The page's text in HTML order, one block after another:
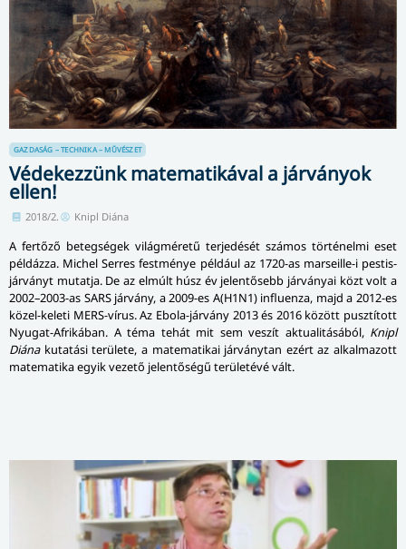
GAZDASÁG – TECHNIKA – MŰVÉSZET
Védekezzünk matematikával a járványok
ellen!
2018/2. Knipl Diána
A fertőző betegségek világméretű terjedését számos történelmi eset
példázza. Michel Serres festménye például az 1720-as marseille-i pes­tis­
jár­ványt mutatja. De az elmúlt húsz év jelentősebb járványai közt volt a
2002–2003-as SARS járvány, a 2009-es A(H1N1) influenza, majd a 2012-es
közel-keleti MERS-vírus. Az Ebola-járvány 2013 és 2016 között pusztított
Nyugat-Afrikában. A téma tehát mit sem veszít aktualitásából, Knipl
Diánakutatási területe, a matematikai járványtan ezért az alkalmazott
matematika egyik vezető jelentőségű területévé vált.